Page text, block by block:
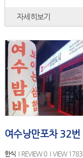
자세히보기
한식 REVIEW 0 VIEW 1783